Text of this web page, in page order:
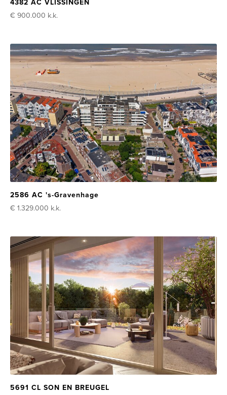
4382 AC VLISSINGEN
€ 900.000 k.k.
2586 AC 's-Gravenhage
€ 1.329.000 k.k.
5691 CL SON EN BREUGEL